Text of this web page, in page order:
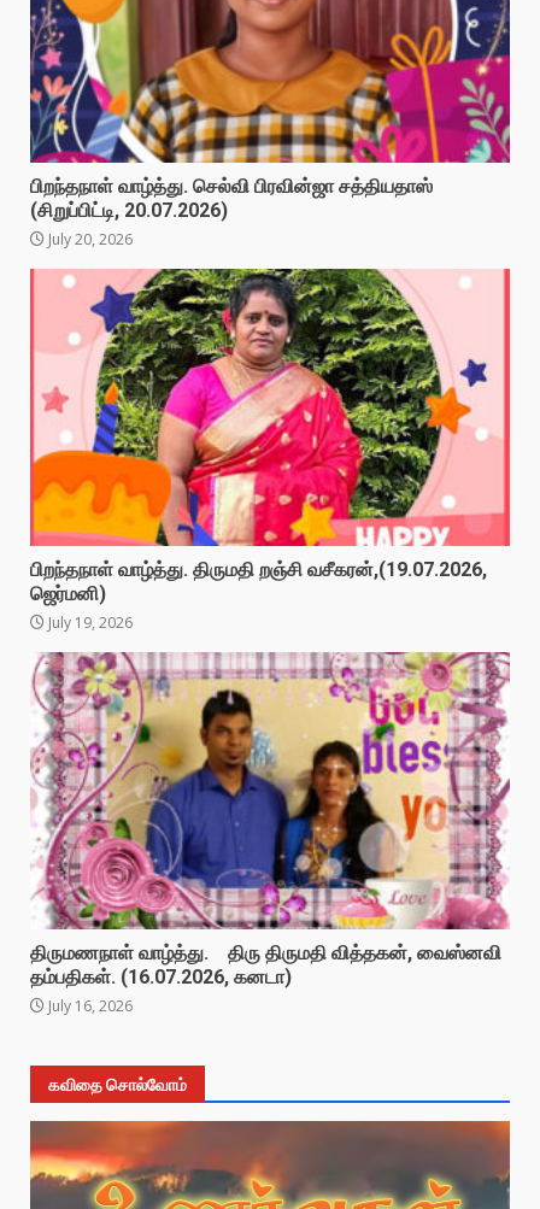
பிறந்தநாள் வாழ்த்து. செல்வி பிரவின்ஜா சத்தியதாஸ்
(சிறுப்பிட்டி, 20.07.2026)
July 20, 2026
பிறந்தநாள் வாழ்த்து. திருமதி றஞ்சி வசீகரன்,(19.07.2026,
ஜெர்மனி)
July 19, 2026
திருமணநாள் வாழ்த்து. திரு திருமதி வித்தகன், வைஸ்னவி
தம்பதிகள். (16.07.2026, கனடா)
July 16, 2026
கவிதை சொல்வோம்